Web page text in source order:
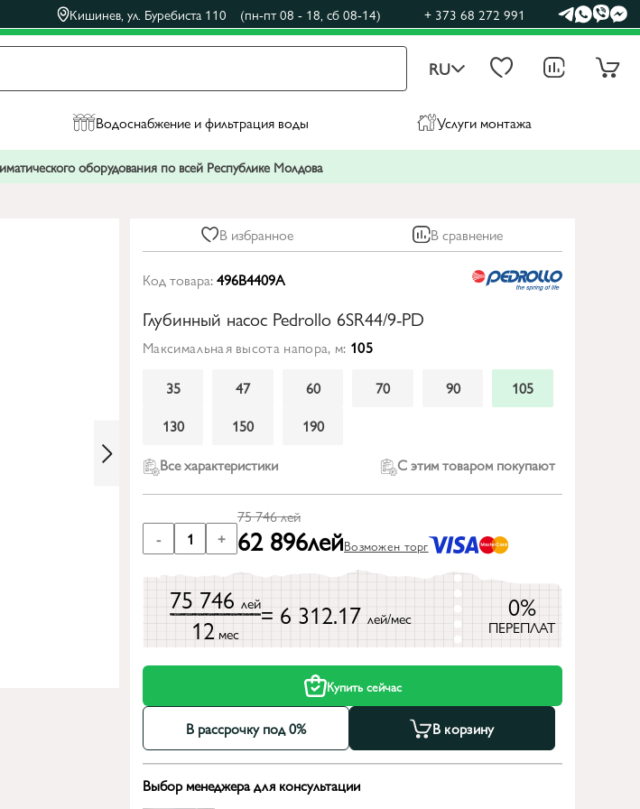
Кишинев, ул. Буребиста 110 (пн-пт 08 - 18, сб 08-14) + 373 68 272 991
RU
Водоснабжение и фильтрация воды Услуги монтажа
оборудования по всей Республике Молдова
В избранное В сравнение
Код товара:496B4409A
Глубинный насос Pedrollo 6SR44/9-PD
Максимальная высота напора, м: 105
35
47 60 70 90
105
130
150
190
Все характеристики
С этим товаром покупают
- 1 +
75 746лей
62 896лейВозможен торг
75 746 лей
12мес
= 6 312.17 лей/мес 0%
ПЕРЕПЛАТ
Купить сейчас
В рассрочку под 0% В корзину
Выбор менеджера для консультации